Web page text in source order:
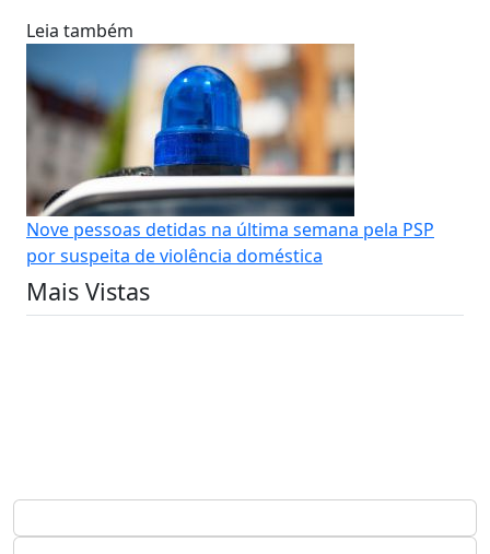
Leia também
Nove pessoas detidas na última semana pela PSP
por suspeita de violência doméstica
Mais Vistas